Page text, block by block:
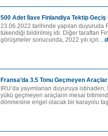
500 Adet İlave Finlandiya Tektip
23.06.2022 tarihinde yapılan duyuruda
tükendiği bildirilmiş idi. Diğer taraftan
görüşmeler sonucunda, 2022 yılı için...
Fransa’da 3.5 Tonu Geçmeyen
IRU’da yayımlanan duyuruya istinaden;
yükü geçmeyen araçların mesai
dönmesine engel olacak bir karayolu